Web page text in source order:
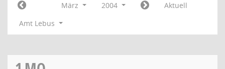
März 2004
Aktuell
Amt Lebus